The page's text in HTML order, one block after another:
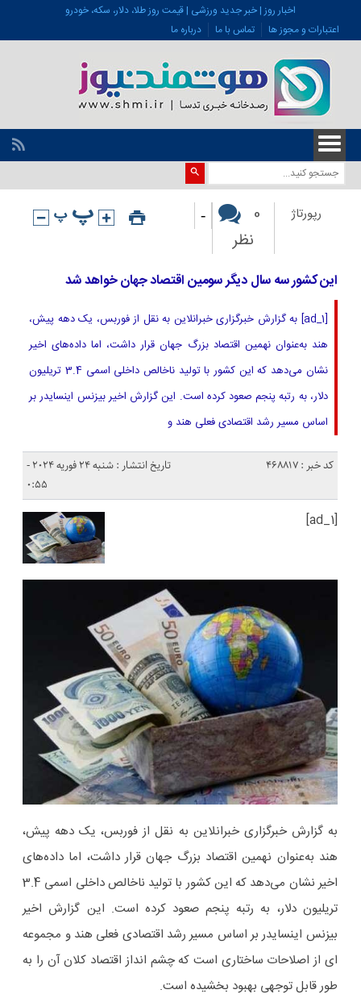
اخبار روز | خبر جدید ورزشی | قیمت روز طلا، دلار، سکه، خودرو
اعتبارات و مجوز ها
تماس با ما درباره ما
رپورتاژ
0
نظر
-
این کشور سه سال دیگر سومین اقتصاد جهان خواهد شد
[ad_1] به گزارش خبرگزاری خبرانلاین به نقل از فوربس، یک دهه پیش،
هند به‌عنوان نهمین اقتصاد بزرگ جهان قرار داشت، اما داده‌های اخیر
نشان می‌دهد که این کشور با تولید ناخالص داخلی اسمی 3.4 تریلیون
دلار، به رتبه پنجم صعود کرده است. این گزارش اخیر بیزنس اینسایدر بر
اساس مسیر رشد اقتصادی فعلی هند و
کد خبر : 468817
تاریخ انتشار : شنبه 24 فوریه 2024 -
0:55
[ad_1]
به گزارش خبرگزاری خبرانلاین به نقل از فوربس، یک دهه پیش،
هند به‌عنوان نهمین اقتصاد بزرگ جهان قرار داشت، اما داده‌های
اخیر نشان می‌دهد که این کشور با تولید ناخالص داخلی اسمی 3.4
تریلیون دلار، به رتبه پنجم صعود کرده است. این گزارش اخیر
بیزنس اینسایدر بر اساس مسیر رشد اقتصادی فعلی هند و مجموعه
ای از اصلاحات ساختاری است که چشم انداز اقتصاد کلان آن را به
طور قابل توجهی بهبود بخشیده است.